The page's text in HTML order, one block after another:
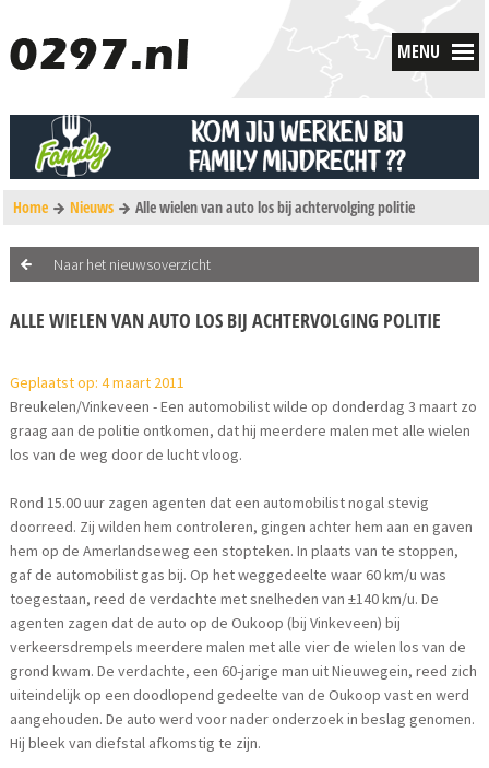
MENU
Home Nieuws Alle wielen van auto los bij achtervolging politie
Naar het nieuwsoverzicht
ALLE WIELEN VAN AUTO LOS BIJ ACHTERVOLGING POLITIE
Geplaatst op: 4 maart 2011
Breukelen/Vinkeveen - Een automobilist wilde op donderdag 3 maart zo
graag aan de politie ontkomen, dat hij meerdere malen met alle wielen
los van de weg door de lucht vloog.
Rond 15.00 uur zagen agenten dat een automobilist nogal stevig
doorreed. Zij wilden hem controleren, gingen achter hem aan en gaven
hem op de Amerlandseweg een stopteken. In plaats van te stoppen,
gaf de automobilist gas bij. Op het weggedeelte waar 60 km/u was
toegestaan, reed de verdachte met snelheden van ±140 km/u. De
agenten zagen dat de auto op de Oukoop (bij Vinkeveen) bij
verkeersdrempels meerdere malen met alle vier de wielen los van de
grond kwam. De verdachte, een 60-jarige man uit Nieuwegein, reed zich
uiteindelijk op een doodlopend gedeelte van de Oukoop vast en werd
aangehouden. De auto werd voor nader onderzoek in beslag genomen.
Hij bleek van diefstal afkomstig te zijn.